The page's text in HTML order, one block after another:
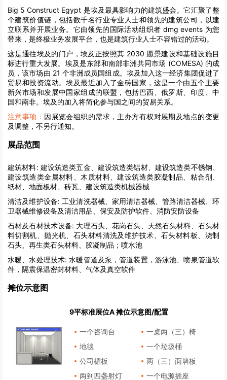
Big 5 Construct Egypt 是埃及最具影响力的建筑盛会。它汇聚了整
个建筑价值链，包括数千名行业专业人士和领先的建筑公司，以建
立联系并开展业务。它由领先的国际活动组织者 dmg events 为您
带来，是终极业务发展平台，也是建筑行业人士不容错过的活动。
这是通往埃及的门户，埃及正按照其 2030 愿景建设和基础设施目
标进行重大发展。埃及是东部和南部非洲共同市场 (COMESA) 的成
员，该市场由 21 个非洲成员国组成。埃及加入这一经济集团促进了
贸易和投资流动。埃及最近加入了金砖国家，这是一个由五个主要
新兴市场和发展中国家组成的联盟，包括巴西、俄罗斯、印度、中
国和南非。埃及的加入将简化参与国之间的贸易关系。
注意事项： 因展览会组织的需求，主办方有权对展期及地点的变更
及调整，不另行通知。
展品范围
建筑材料: 建设筑造类五金、建设筑造类铝材、建设筑造类不锈钢、
建设筑造类金属材料、木质材料、建设筑造类胶凝制品、粘合剂、
纸材、地面板材、砖瓦、建设筑造类机械器械
清洁及维护设备: 工业清洗器械、家用清洁器械、管路清洁器械、环
卫器械维修设备及清洁用品、保安及防护软件、消防安防设备
石材及石材技术设备: 大理石头、花岗石头、天然石头材料、石头材
料切割机、抛光机、石头材料清洗及维护技术、石头材料板、浇制
石头、再生类石头材料、胶凝制品；喷水池
水暖、水处理技术: 水暖管道及泵，管道装置，游泳池、喷泉管道软
件，隔震保温密封材料、气体及真空软件
摊位示意图
9平标准展位A 摊位示意图/配置
一个咨询台
一桌两（三）椅
地毯
一个垃圾桶
公司楣板
两（三）面墙板
两到四盏射灯
一个电源插座